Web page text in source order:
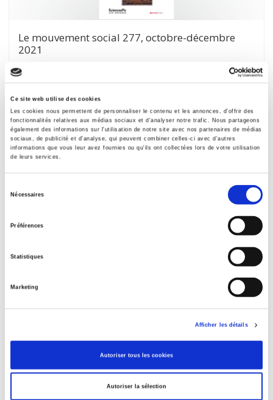
Ce site web utilise des cookies
Les cookies nous permettent de personnaliser le contenu et les annonces, d'offrir des
fonctionnalités relatives aux médias sociaux et d'analyser notre trafic. Nous partageons
également des informations sur l'utilisation de notre site avec nos partenaires de médias
sociaux, de publicité et d'analyse, qui peuvent combiner celles-ci avec d'autres
informations que vous leur avez fournies ou qu'ils ont collectées lors de votre utilisation
de leurs services.
Nécessaires
Préférences
Statistiques
Marketing
Afficher les détails
Autoriser tous les cookies
Autoriser la sélection
Le mouvement social 277, octobre-décembre
2021
Revisiter l'histoire des sociétés rurales
Gérard Béaur
Les camps de regroupement en Algérie
Fabien Sacriste